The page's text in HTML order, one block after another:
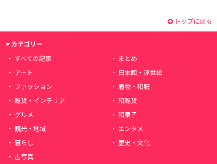
トップに戻る
カテゴリー
すべての記事
まとめ
アート
日本画・浮世絵
ファッション
着物・和服
雑貨・インテリア
和雑貨
グルメ
和菓子
観光・地域
エンタメ
暮らし
歴史・文化
古写真